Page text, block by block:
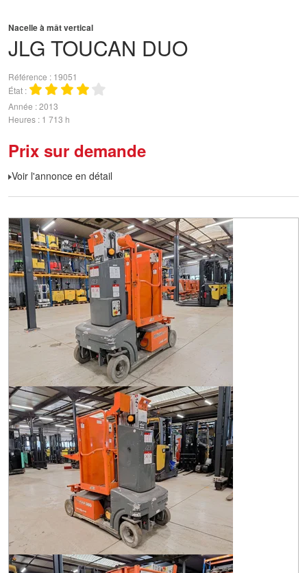
JLG TOUCAN DUO
Nacelle à mât vertical
Référence
19051
État
Année 2013
Heures 1 713 h
Prix sur demande
Voir l'annonce en détail